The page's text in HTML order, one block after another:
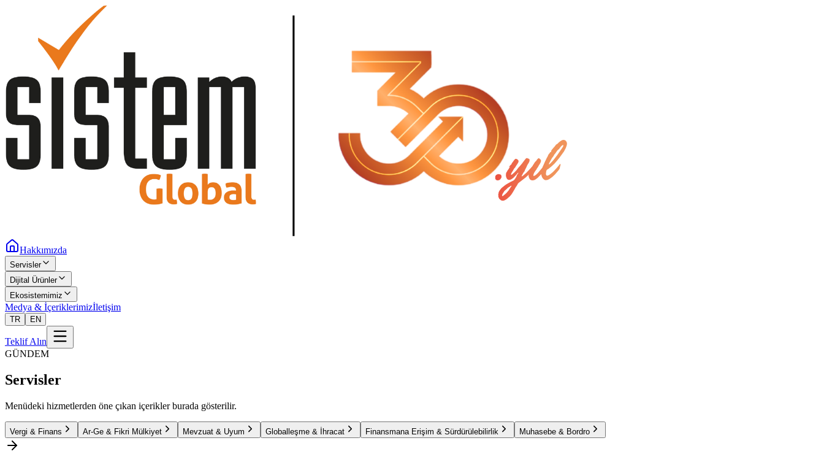
Hakkımızda
Servisler
Dijital Ürünler
Ekosistemimiz
Medya & İçeriklerimizİletişim
TR EN
Teklif Alın
GÜNDEM
Servisler
Menüdeki hizmetlerden öne çıkan içerikler burada gösterilir.
Vergi & Finans Ar-Ge & Fikri Mülkiyet Mevzuat & Uyum Globalleşme & İhracat Finansmana Erişim & Sürdürülebilirlik Muhasebe & Bordro